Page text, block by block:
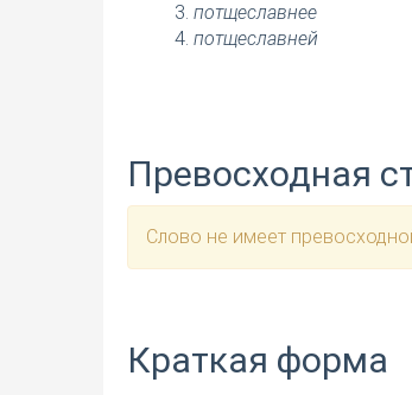
потщеславнее
потщеславней
Превосходная
Слово не имеет
Краткая форма